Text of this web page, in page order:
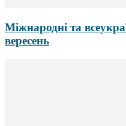
Міжнародні та
вересень